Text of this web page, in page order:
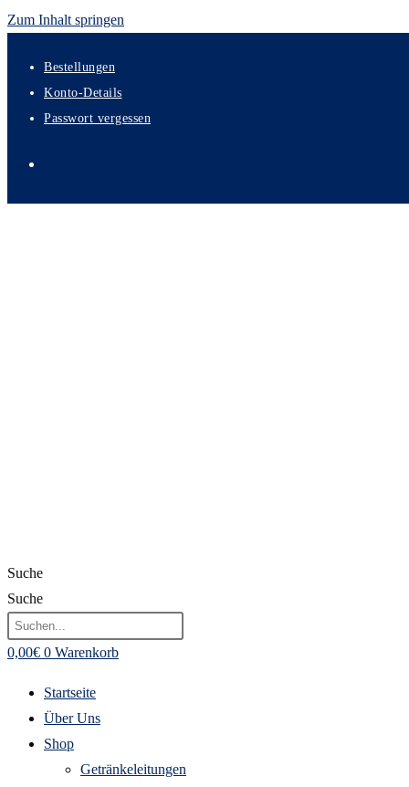
Zum Inhalt springen
Bestellungen
Konto-Details
Passwort vergessen
Suche
Suche
0,00€ 0 Warenkorb
Startseite
Über Uns
Shop
Getränkeleitungen